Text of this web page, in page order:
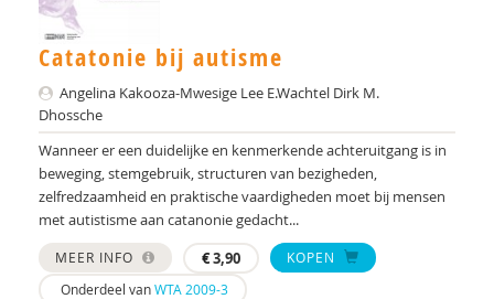
Pieter de Nijs
Caroline de Theije
Jytte de With
Jorieke Duvekot
Drs. F. Calgagnoli
Huub FJ Savelkoul
Anne van der Geest
Catatonie bij autisme
Angelina Kakooza-Mwesige Lee E.Wachtel Dirk M.
Dhossche
Wanneer er een duidelijke en kenmerkende achteruitgang is in
beweging, stemgebruik, structuren van bezigheden,
zelfredzaamheid en praktische vaardigheden moet bij mensen
met autistisme aan catanonie gedacht...
MEER INFO €3,90
KOPEN
Onderdeel vanWTA 2009-3